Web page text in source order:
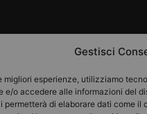
Gestisci
migliori esperienze, utilizziamo
e/o accedere alle informazioni del
permetterà di elaborare dati come il